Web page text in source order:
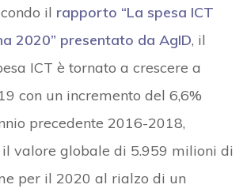
il rapporto “La spesa ICT
2020” presentato da AgID, il
ICT è tornato a crescere a
con un incremento del 6,6%
precedente 2016-2018,
valore globale di 5.959 milioni di
per il 2020 al rialzo di un